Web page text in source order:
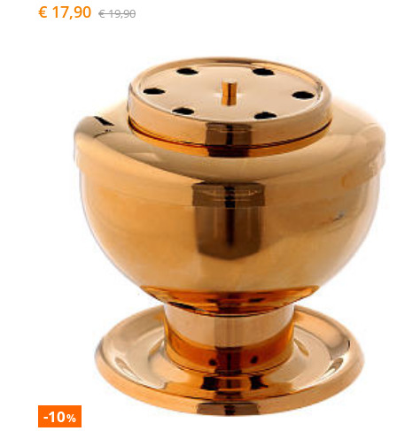
€ 17,90 € 19,90
-10%